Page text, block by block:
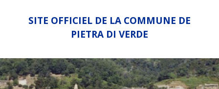
SITE OFFICIEL DE LA COMMUNE DE
PIETRA DI VERDE